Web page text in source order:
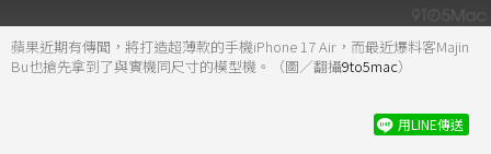
蘋果近期有傳聞，將打造超薄款的手機iPhone 17 Air，而最近爆料客Majin
Bu也搶先拿到了與實機同尺寸的模型機。（圖／翻攝9to5mac）
用LINE傳送